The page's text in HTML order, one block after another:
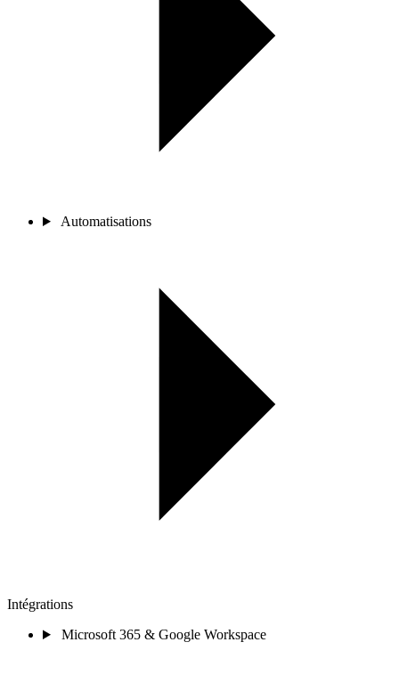
Automatisations
Intégrations
Microsoft 365 & Google Workspace